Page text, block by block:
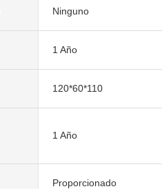
Ninguno
1 Año
120*60*110
1 Año
Proporcionado